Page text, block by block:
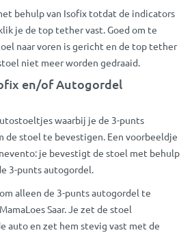
behulp van Isofix totdat de indicators
je de top tether vast. Goed om te
naar voren is gericht en de top tether
niet meer worden gedraaid.
en/of Autogordel
waarbij je de 3-punts
de stoel te bevestigen. Een voorbeeldje
je bevestigt de stoel met behulp
3-punts autogordel.
alleen de 3-punts autogordel te
Saar. Je zet de stoel
auto en zet hem stevig vast met de